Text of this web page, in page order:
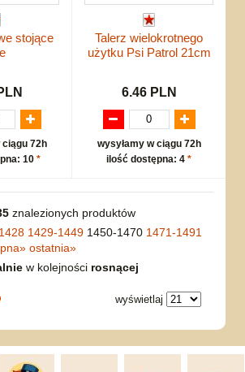
stojące
ciągu 72h
10 *
Talerz wielokrotnego
użytku Psi Patrol 21cm
6.46 PLN
wysyłamy w ciągu 72h
ilość dostępna: 4 *
znalezionych produktów
1429-1449 1450-1470 1471-1491
» ostatnia»
w kolejności rosnącej
wyświetlaj